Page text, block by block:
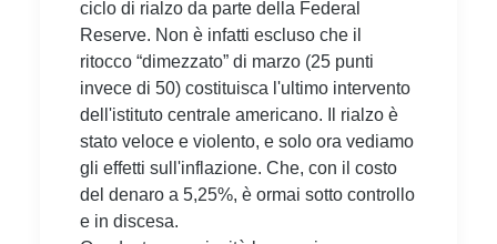
ciclo di rialzo da parte della Federal
Reserve. Non è infatti escluso che il
ritocco “dimezzato” di marzo (25 punti
invece di 50) costituisca l'ultimo intervento
dell'istituto centrale americano. Il rialzo è
stato veloce e violento, e solo ora vediamo
gli effetti sull'inflazione. Che, con il costo
del denaro a 5,25%, è ormai sotto controllo
e in discesa.